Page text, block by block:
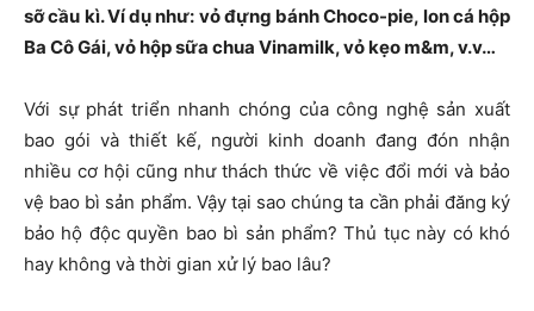
sỡ cầu kì. Ví dụ như: vỏ đựng bánh Choco-pie, lon cá hộp
Ba Cô Gái, vỏ hộp sữa chua Vinamilk, vỏ kẹo m&m, v.v…
Với sự phát triển nhanh chóng của công nghệ sản xuất
bao gói và thiết kế, người kinh doanh đang đón nhận
nhiều cơ hội cũng như thách thức về việc đổi mới và bảo
vệ bao bì sản phẩm. Vậy tại sao chúng ta cần phải đăng ký
bảo hộ độc quyền bao bì sản phẩm? Thủ tục này có khó
hay không và thời gian xử lý bao lâu?